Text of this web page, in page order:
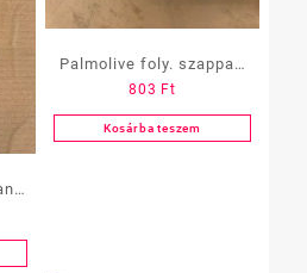
1
Palmolive foly. szappan
300 ml pumpás
803 Ft
Kosárba teszem